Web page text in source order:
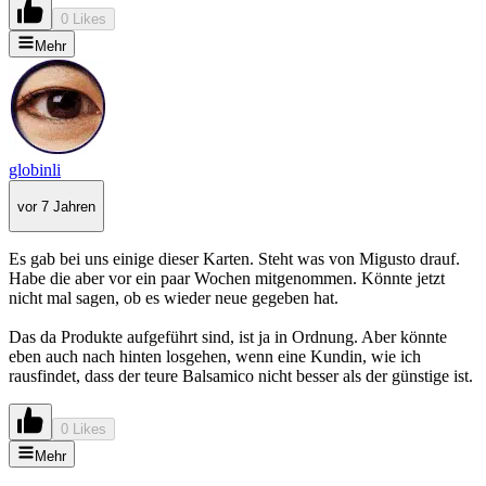
0 Likes
Mehr
globinli
vor 7 Jahren
Es gab bei uns einige dieser Karten. Steht was von Migusto drauf.
Habe die aber vor ein paar Wochen mitgenommen. Könnte jetzt
nicht mal sagen, ob es wieder neue gegeben hat.
Das da Produkte aufgeführt sind, ist ja in Ordnung. Aber könnte
eben auch nach hinten losgehen, wenn eine Kundin, wie ich
rausfindet, dass der teure Balsamico nicht besser als der günstige ist.
0 Likes
Mehr